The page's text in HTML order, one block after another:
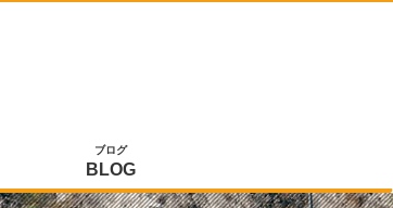
ブログ
BLOG